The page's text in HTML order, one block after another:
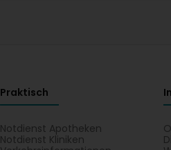
Praktisch
Notdienst Apotheken
Notdienst Kliniken